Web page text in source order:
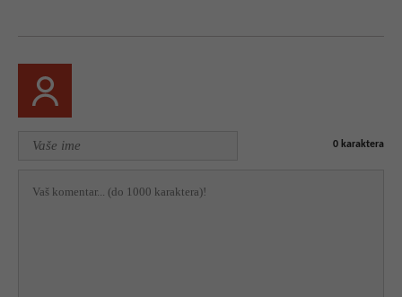
0 karaktera